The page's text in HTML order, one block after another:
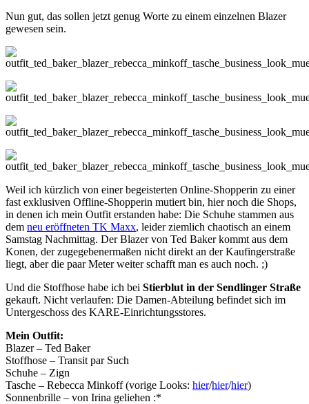
Nun gut, das sollen jetzt genug Worte zu einem einzelnen Blazer
gewesen sein.
Weil ich kürzlich von einer begeisterten Online-Shopperin zu einer
fast exklusiven Offline-Shopperin mutiert bin, hier noch die Shops,
in denen ich mein Outfit erstanden habe: Die Schuhe stammen aus
dem neu eröffneten TK Maxx, leider ziemlich chaotisch an einem
Samstag Nachmittag. Der Blazer von Ted Baker kommt aus dem
Konen, der zugegebenermaßen nicht direkt an der Kaufingerstraße
liegt, aber die paar Meter weiter schafft man es auch noch. ;)
Und die Stoffhose habe ich bei Stierblut in der Sendlinger Straße
gekauft. Nicht verlaufen: Die Damen-Abteilung befindet sich im
Untergeschoss des KARE-Einrichtungsstores.
Mein Outfit:
Blazer – Ted Baker
Stoffhose – Transit par Such
Schuhe – Zign
Tasche – Rebecca Minkoff (vorige Looks: hier/hier/hier)
Sonnenbrille – von Irina geliehen :*